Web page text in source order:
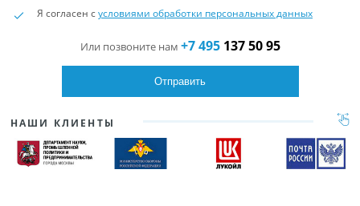
Я согласен сусловиями обработки персональных данных
Или позвоните нам +7 495137 50 95
НАШИ КЛИЕНТЫ